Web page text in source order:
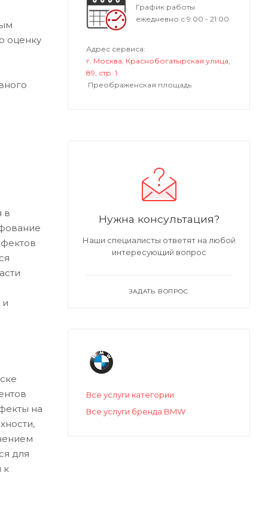
оценку
в
и
на
для
к
График работы
ежедневно с 9:00 - 21:00
Адрес сервиса:
г. Москва, Краснобогатырская улица,
89, стр. 1.
Преображенская площадь
Нужна консультация?
Наши специалисты ответят на любой
интересующий вопрос
ЗАДАТЬ ВОПРОС
Все услуги категории
Все услуги бренда BMW